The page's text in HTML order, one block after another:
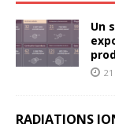
Un
RADIATIONS